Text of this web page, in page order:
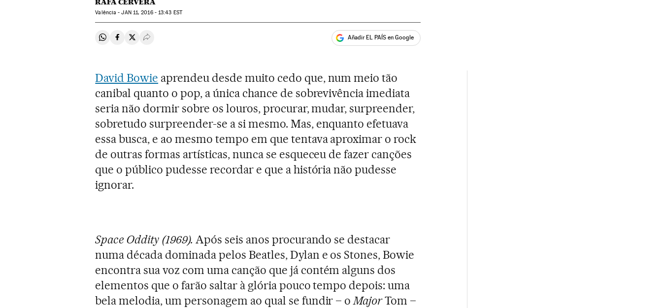
RAFA CERVERA
Valência -JAN11, 2016 - 13:43 EST
Compartir en Whatsapp
Compartir en Facebook
Compartir en Twitter
Desplegar Redes Sociales Añadir EL PAÍS en Google
David Bowie aprendeu desde muito cedo que, num meio tão
canibal quanto o pop, a única chance de sobrevivência imediata
seria não dormir sobre os louros, procurar, mudar, surpreender,
sobretudo surpreender-se a si mesmo. Mas, enquanto efetuava
essa busca, e ao mesmo tempo em que tentava aproximar o rock
de outras formas artísticas, nunca se esqueceu de fazer canções
que o público pudesse recordar e que a história não pudesse
ignorar.
Space Oddity (1969). Após seis anos procurando se destacar
numa década dominada pelos Beatles, Dylan e os Stones, Bowie
encontra sua voz com uma canção que já contém alguns dos
elementos que o farão saltar à glória pouco tempo depois: uma
bela melodia, um personagem ao qual se fundir – oMajorTom –